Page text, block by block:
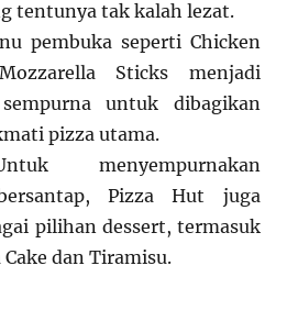
tentunya tak kalah lezat.
pembuka seperti Chicken
Sticks menjadi
untuk dibagikan
pizza utama.
menyempurnakan
Pizza Hut juga
pilihan dessert, termasuk
Cake dan Tiramisu.